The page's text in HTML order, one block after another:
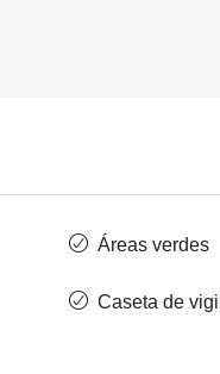
Áreas verdes
Caseta de